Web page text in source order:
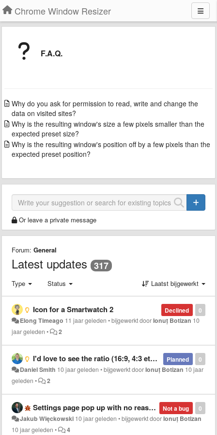
Chrome Window Resizer
F.A.Q.
Why do you ask for permission to read, write and change the
data on visited sites?
Why is the resulting window's size a few pixels smaller than the
expected preset size?
Why is the resulting window's position off by a few pixels than the
expected preset position?
Or leave a private message
Forum: General
Latest updates 317
Type Status Laatst bijgewerkt
0
Declined
Icon for a Smartwatch 2
Elong Timeago 11 jaar geleden •bijgewerkt doorIonuț Botizan 10
jaar geleden • 2
0
Planned
I'd love to see the ratio (16:9, 4:3 etc) near the size information
Daniel Smith 10 jaar geleden •bijgewerkt doorIonuț Botizan 10 jaar
geleden • 2
0
Not a bug
Settings page pop up with no reason
Jakub Więckowski 10 jaar geleden •bijgewerkt doorIonuț Botizan
10 jaar geleden • 4